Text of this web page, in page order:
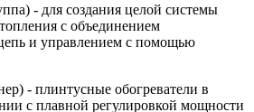
- для создания целой системы
с объединением
и управлением с помощью
- плинтусные обогреватели в
с плавной регулировкой мощности